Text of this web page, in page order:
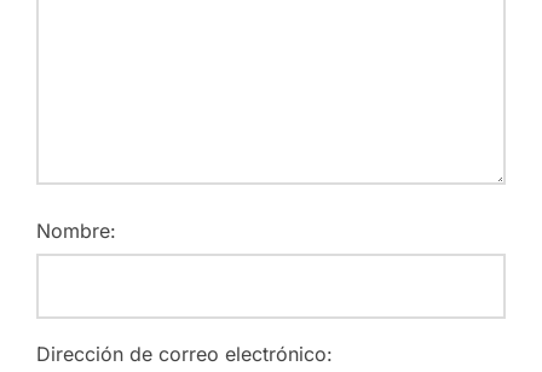
Nombre:
Dirección de correo electrónico: